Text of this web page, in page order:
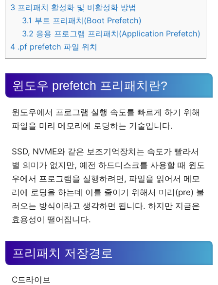
3 프리패치 활성화 및 비활성화 방법
3.1 부트 프리패치(Boot Prefetch)
3.2 응용 프로그램 프리패치(Application Prefetch)
4 .pf prefetch 파일 위치
윈도우 prefetch 프리패치란?
윈도우에서 프로그램 실행 속도를 빠르게 하기 위해
파일을 미리 메모리에 로딩하는 기술입니다.
SSD, NVME와 같은 보조기억장치는 속도가 빨라서
별 의미가 없지만, 예전 하드디스크를 사용할 때 윈도
우에서 프로그램을 실행하려면, 파일을 읽어서 메모
리에 로딩을 하는데 이를 줄이기 위해서 미리(pre) 불
러오는 방식이라고 생각하면 됩니다. 하지만 지금은
효용성이 떨어집니다.
프리패치 저장경로
C드라이브